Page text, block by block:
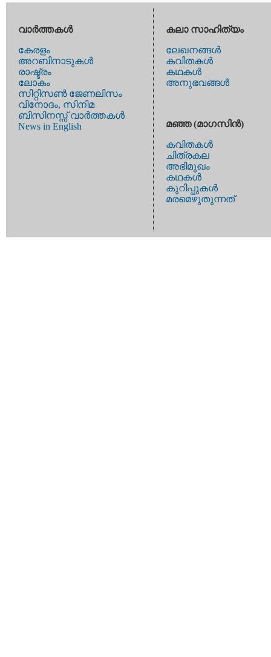
വാര്‍ത്തകള്‍
കേരളം
അറബിനാടുകള്‍
രാഷ്ട്രം
ലോകം
സിറ്റിസണ്‍ ജേണലിസം
വിനോദം, സിനിമ
ബിസിനസ്സ് വാര്‍ത്തകള്‍
News in English
കലാ സാഹിത്യം
ലേഖനങ്ങള്‍
കവിതകള്‍
കഥകള്‍
അനുഭവങ്ങള്‍
മഞ്ഞ (മാഗസിന്‍)
കവിതകള്‍
ചിത്രകല
അഭിമുഖം
കഥകള്‍
കുറിപ്പുകള്‍
മരമെഴുതുന്നത്